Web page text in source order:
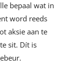
bepaal wat in
word reeds
aksie aan te
sit. Dít is